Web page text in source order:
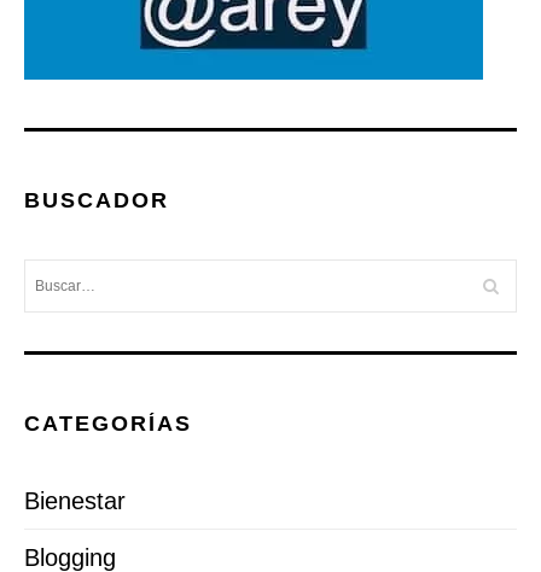
BUSCADOR
CATEGORÍAS
Bienestar
Blogging